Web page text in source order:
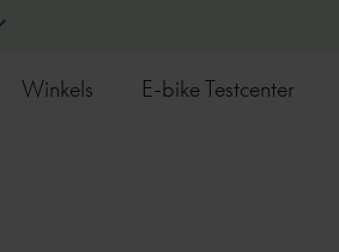
Winkels E-bike Testcenter